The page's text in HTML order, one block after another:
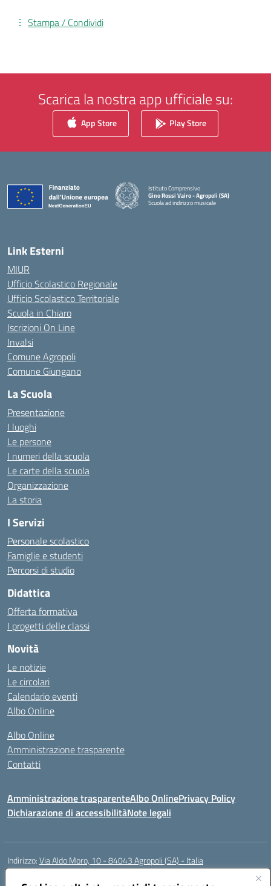
Stampa / Condividi
Scarica la nostra app ufficiale su:
App Store Play Store
Istituto Comprensivo
Gino Rossi Vairo - Agropoli (SA)
Scuola ad indirizzo musicale
Link Esterni
MIUR
Ufficio Scolastico Regionale
Ufficio Scolastico Territoriale
Scuola in Chiaro
Iscrizioni On Line
Invalsi
Comune Agropoli
Comune Giungano
La Scuola
Presentazione
I luoghi
Le persone
I numeri della scuola
Le carte della scuola
Organizzazione
La storia
I Servizi
Personale scolastico
Famiglie e studenti
Percorsi di studio
Didattica
Offerta formativa
I progetti delle classi
Novità
Le notizie
Le circolari
Calendario eventi
Albo Online
Albo Online
Amministrazione trasparente
Contatti
Amministrazione trasparenteAlbo OnlinePrivacy Policy
Dichiarazione di accessibilitàNote legali
Indirizzo:Via Aldo Moro, 10 - 84043 Agropoli (SA) - Italia
Centralino: